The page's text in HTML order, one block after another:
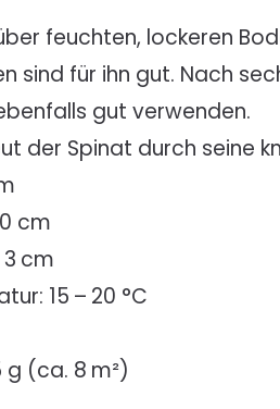
feuchten, lockeren
sind für ihn gut. Nach
gut verwenden.
der Spinat durch seine
cm
cm
15 – 20 °C
(ca. 8 m²)